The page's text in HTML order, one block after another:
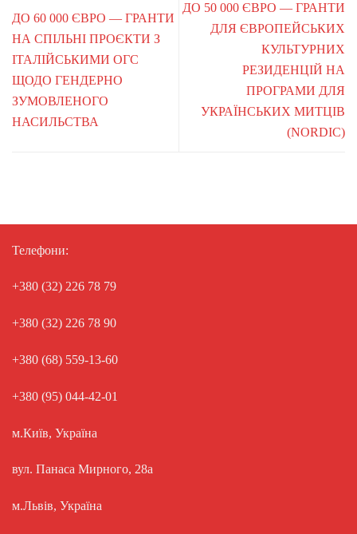
ДО 60 000 ЄВРО — ГРАНТИ
НА СПІЛЬНІ ПРОЄКТИ З
ІТАЛІЙСЬКИМИ ОГС
ЩОДО ГЕНДЕРНО
ЗУМОВЛЕНОГО
НАСИЛЬСТВА
ДО 50 000 ЄВРО — ГРАНТИ
ДЛЯ ЄВРОПЕЙСЬКИХ
КУЛЬТУРНИХ
РЕЗИДЕНЦІЙ НА
ПРОГРАМИ ДЛЯ
УКРАЇНСЬКИХ МИТЦІВ
(NORDIC)
Телефони:
+380 (32) 226 78 79
+380 (32) 226 78 90
+380 (68) 559-13-60
+380 (95) 044-42-01
м.Київ, Україна
вул. Панаса Мирного, 28а
м.Львів, Україна